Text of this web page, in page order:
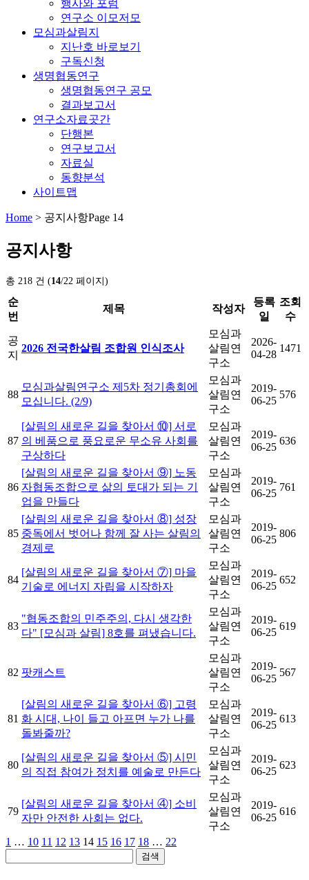
행사와 포럼
연구소 이모저모
모심과살림지
지난호 바로보기
구독신청
생명협동연구
생명협동연구 공모
결과보고서
연구소자료곳간
단행본
연구보고서
자료실
동향분석
사이트맵
Home > 공지사항Page 14
공지사항
총 218 건 (14/22 페이지)
순
번
제목 작성자
등록
일
조회
수
공
지
2026 전국한살림 조합원 인식조사
모심과
살림연
구소
2026-
04-28
1471
88
모심과살림연구소 제5차 정기총회에
모십니다. (2/9)
모심과
살림연
구소
2019-
06-25
576
87
[살림의 새로운 길을 찾아서 ⑩] 서로
의 베품으로 풍요로운 무소유 사회를
구상하다
모심과
살림연
구소
2019-
06-25
636
86
[살림의 새로운 길을 찾아서 ⑨] 노동
자협동조합으로 삶의 토대가 되는 기
업을 만들다
모심과
살림연
구소
2019-
06-25
761
85
[살림의 새로운 길을 찾아서 ⑧] 성장
중독에서 벗어나 함께 잘 사는 살림의
경제로
모심과
살림연
구소
2019-
06-25
806
84
[살림의 새로운 길을 찾아서 ⑦] 마을
기술로 에너지 자립을 시작하자
모심과
살림연
구소
2019-
06-25
652
83
"협동조합의 민주주의, 다시 생각한
다" [모심과 살림] 8호를 펴냈습니다.
모심과
살림연
구소
2019-
06-25
619
82 팟캐스트
모심과
살림연
구소
2019-
06-25
567
81
[살림의 새로운 길을 찾아서 ⑥] 고령
화 시대, 나이 들고 아프면 누가 나를
돌봐줄까?
모심과
살림연
구소
2019-
06-25
613
80
[살림의 새로운 길을 찾아서 ⑤] 시민
의 직접 참여가 정치를 예술로 만든다
모심과
살림연
구소
2019-
06-25
623
79
[살림의 새로운 길을 찾아서 ④] 소비
자만 안전한 사회는 없다.
모심과
살림연
구소
2019-
06-25
616
1 … 10 11 12 13 14 15 16 17 18 … 22
검색